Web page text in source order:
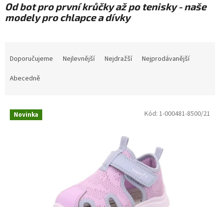
Od bot pro první krůčky až po tenisky - naše
modely pro chlapce a dívky
p
Doporučujeme Nejlevnější Nejdražší
Nejprodávanější
Abecedně
V Novinka Kód: 1-000481-8500/21